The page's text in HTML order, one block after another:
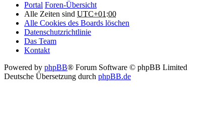
Portal Foren-Übersicht
Alle Zeiten sind UTC+01:00
Alle Cookies des Boards löschen
Datenschutzrichtlinie
Das Team
Kontakt
Powered by phpBB® Forum Software © phpBB Limited
Deutsche Übersetzung durch phpBB.de